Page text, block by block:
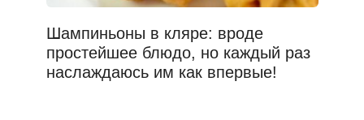
Шампиньоны в кляре: вроде
простейшее блюдо, но каждый раз
наслаждаюсь им как впервые!